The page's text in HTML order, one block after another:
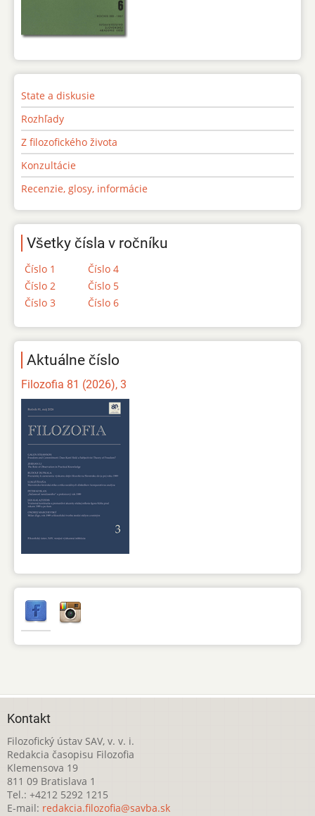
State a diskusie
Rozhľady
Z filozofického života
Konzultácie
Recenzie, glosy, informácie
Všetky čísla v ročníku
Číslo 1
Číslo 2
Číslo 3
Číslo 4
Číslo 5
Číslo 6
Aktuálne číslo
Filozofia 81 (2026), 3
Kontakt
Filozofický ústav SAV, v. v. i.
Redakcia časopisu Filozofia
Klemensova 19
811 09 Bratislava 1
Tel.: +4212 5292 1215
E-mail: redakcia.filozofia@savba.sk